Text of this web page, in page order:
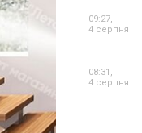
09:27,
4 серпня
08:31,
4 серпня